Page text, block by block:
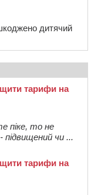
дитячий
тарифи на
піке, то не
чи ...
тарифи на